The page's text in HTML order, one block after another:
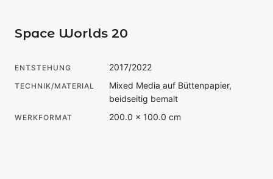
Space Worlds 20
ENTSTEHUNG 2017/2022
TECHNIK/MATERIAL
Mixed Media auf Büttenpapier,
beidseitig bemalt
WERKFORMAT 200.0 × 100.0 cm